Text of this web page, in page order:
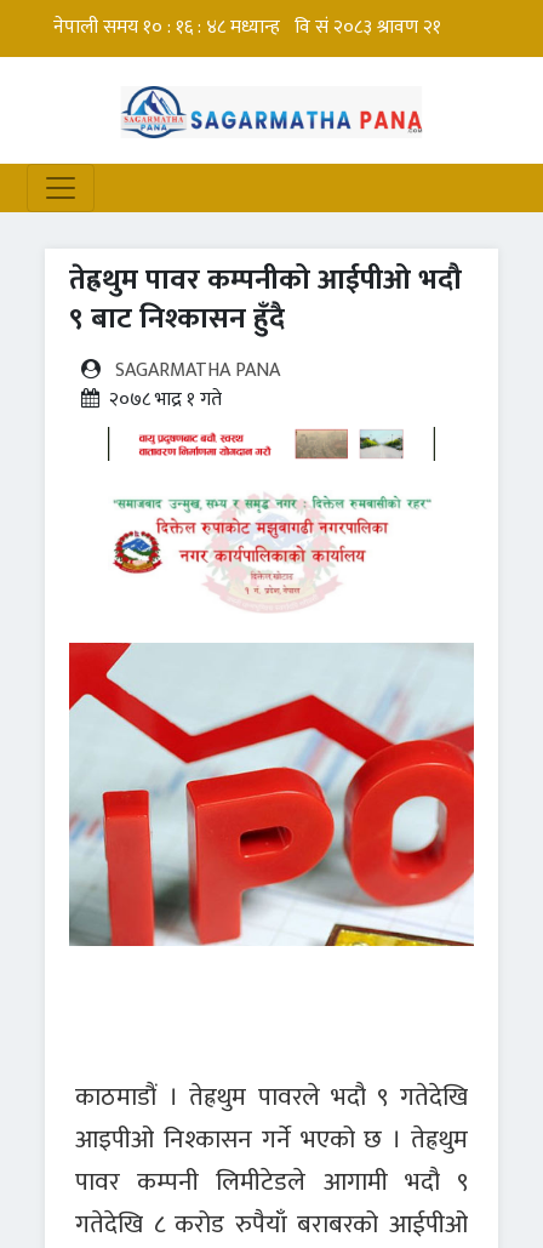
तेह्रथुम पावर कम्पनीको आईपीओ भदौ
९ बाट निश्कासन हुँदै
SAGARMATHA PANA
२०७८ भाद्र १ गते
काठमाडौं । तेह्रथुम पावरले भदौ ९ गतेदेखि
आइपीओ निश्कासन गर्ने भएको छ । तेह्रथुम
पावर कम्पनी लिमीटेडले आगामी भदौ ९
गतेदेखि ८ करोड रुपैयाँ बराबरको आईपीओ